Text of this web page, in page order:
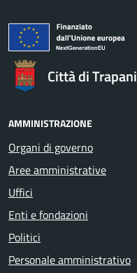
Città di Trapani
AMMINISTRAZIONE
Organi di governo
Aree amministrative
Uffici
Enti e fondazioni
Politici
Personale amministrativo